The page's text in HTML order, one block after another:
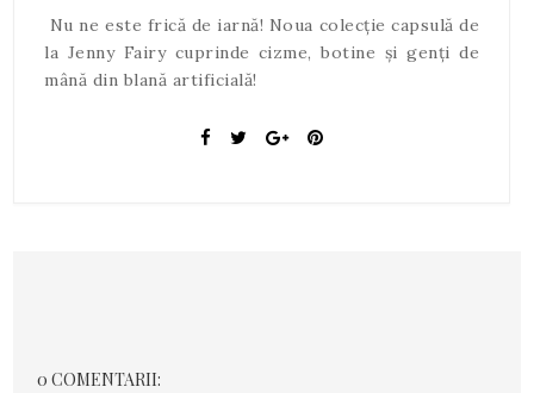
Nu ne este frică de iarnă! Noua colecție capsulă de
la Jenny Fairy cuprinde cizme, botine și genți de
mână din blană artificială!
0 COMENTARII: